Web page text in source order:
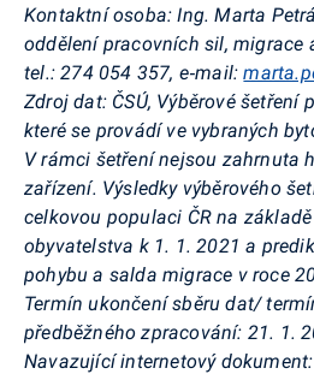
Kontaktní osoba: Ing. Marta
oddělení pracovních sil, migrace
tel.: 274 054 357, e‑mail:
Zdroj dat: ČSÚ, Výběrové šetření
které se provádí ve vybraných
V rámci šetření nejsou zahrnuta
zařízení. Výsledky výběrového
celkovou populaci ČR na
obyvatelstva k 1. 1. 2021 a
pohybu a salda migrace v roce
Termín ukončení sběru dat/
předběžného zpracování: 21. 1.
Navazující internetový dokument: